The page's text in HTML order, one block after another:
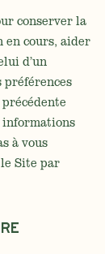
conserver la
en cours, aider
d’un
à vous
Site par